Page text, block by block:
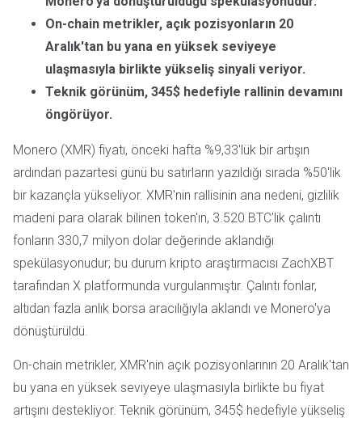
On-chain metrikler, açık pozisyonların 20
Aralık'tan bu yana en yüksek seviyeye
ulaşmasıyla birlikte yükseliş sinyali veriyor.
Teknik görünüm, 345$ hedefiyle rallinin devamını
öngörüyor.
Monero (XMR) fiyatı, önceki hafta %9,33'lük bir artışın
ardından pazartesi günü bu satırların yazıldığı sırada %50'lik
bir kazançla yükseliyor. XMR'nin rallisinin ana nedeni, gizlilik
madeni para olarak bilinen token'ın, 3.520 BTC'lik çalıntı
fonların 330,7 milyon dolar değerinde aklandığı
spekülasyonudur; bu durum kripto araştırmacısı ZachXBT
tarafından X platformunda vurgulanmıştır. Çalıntı fonlar,
altıdan fazla anlık borsa aracılığıyla aklandı ve Monero'ya
dönüştürüldü.
On-chain metrikler, XMR'nin açık pozisyonlarının 20 Aralık'tan
bu yana en yüksek seviyeye ulaşmasıyla birlikte bu fiyat
artışını destekliyor. Teknik görünüm, 345$ hedefiyle yükseliş